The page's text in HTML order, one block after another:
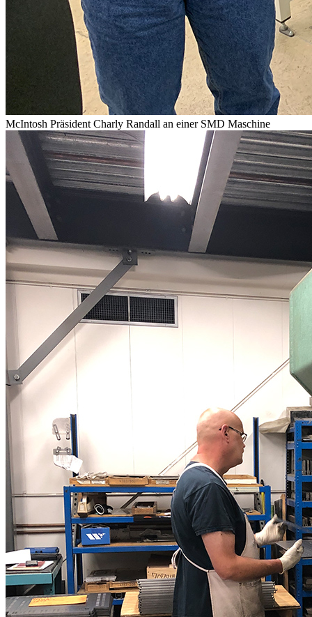
McIntosh Präsident Charly Randall an einer SMD Maschine